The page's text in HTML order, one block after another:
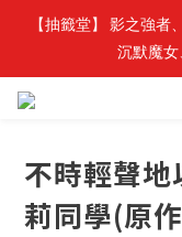
最新開賣
【抽籤堂】 影之強者
沉默魔
不時輕聲
莉同學(原